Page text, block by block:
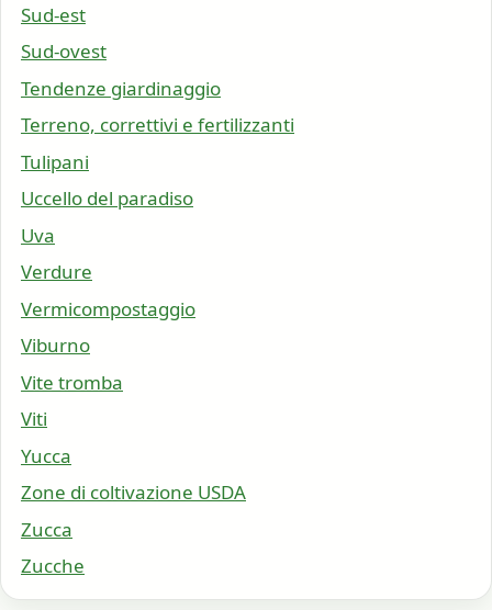
Sud-est
Sud-ovest
Tendenze giardinaggio
Terreno, correttivi e fertilizzanti
Tulipani
Uccello del paradiso
Uva
Verdure
Vermicompostaggio
Viburno
Vite tromba
Viti
Yucca
Zone di coltivazione USDA
Zucca
Zucche